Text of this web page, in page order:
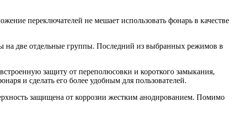
переключателей не мешает использовать фонарь в качестве
на две отдельные группы. Последний из выбранных режимов в
защиту от переполюсовки и короткого замыкания,
и сделать его более удобным для пользователей.
защищена от коррозии жестким анодированием. Помимо